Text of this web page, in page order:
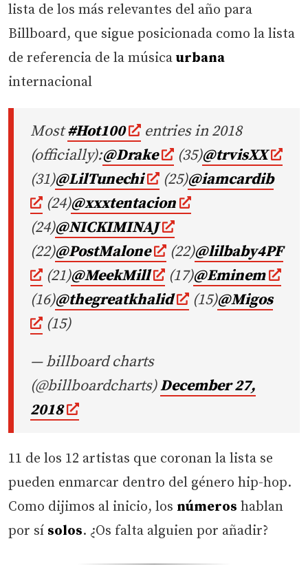
lista de los más relevantes del año para
Billboard, que sigue posicionada como la lista
de referencia de la música urbana
internacional
Most#Hot100
entries in 2018
(officially):@Drake (35)@trvisXX
(31)@LilTunechi (25)@iamcardib
(24)@xxxtentacion
(24)@NICKIMINAJ
(22)@PostMalone (22)@lilbaby4PF
(21)@MeekMill (17)@Eminem
(16)@thegreatkhalid (15)@Migos
(15)
— billboard charts
(@billboardcharts)December 27,
2018
11 de los 12 artistas que coronan la lista se
pueden enmarcar dentro del género hip-hop.
Como dijimos al inicio, los números hablan
por sí solos. ¿Os falta alguien por añadir?